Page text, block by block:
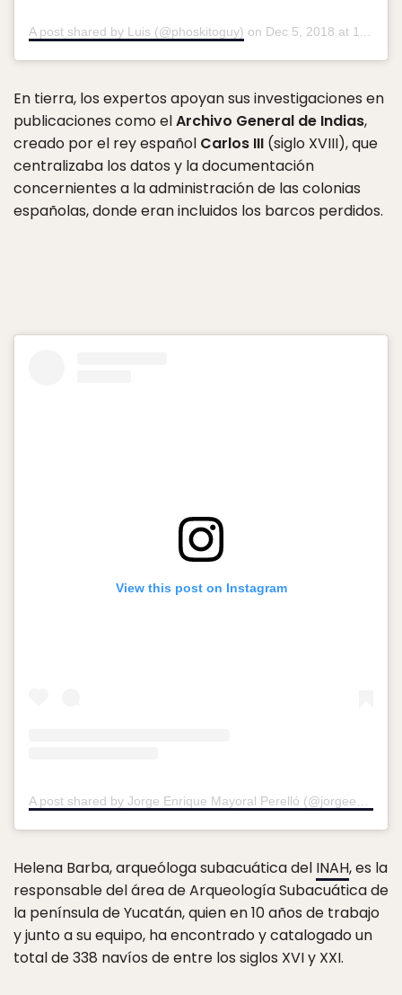
A post shared by Luis (@phoskitoguy) on Dec 5, 2018 at 11:23pm PST
En tierra, los expertos apoyan sus investigaciones en
publicaciones como elArchivo General de Indias,
creado por el rey español Carlos III (siglo XVIII), que
centralizaba los datos y la documentación
concernientes a la administración de las colonias
españolas, donde eran incluidos los barcos perdidos.
View this post on Instagram
Helena Barba, arqueóloga subacuática del INAH, es la
responsable del área de Arqueología Subacuática de
la península de Yucatán, quien en 10 años de trabajo
y junto a su equipo, ha encontrado y catalogado un
total de 338 navíos de entre los siglos XVI y XXI.